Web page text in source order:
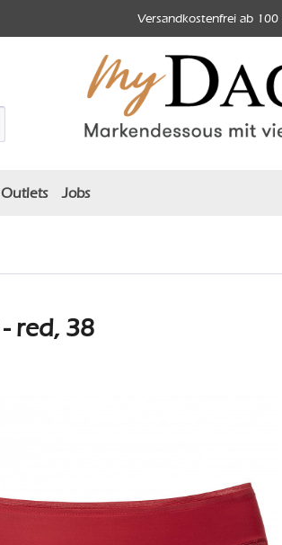
Versandkostenfrei ab
Outlets Jobs
red, 38